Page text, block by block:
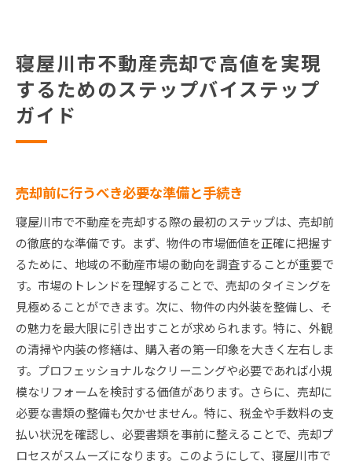
寝屋川市不動産売却で高値を実現
するためのステップバイステップ
ガイド
売却前に行うべき必要な準備と手続き
寝屋川市で不動産を売却する際の最初のステップは、売却前
の徹底的な準備です。まず、物件の市場価値を正確に把握す
るために、地域の不動産市場の動向を調査することが重要で
す。市場のトレンドを理解することで、売却のタイミングを
見極めることができます。次に、物件の内外装を整備し、そ
の魅力を最大限に引き出すことが求められます。特に、外観
の清掃や内装の修繕は、購入者の第一印象を大きく左右しま
す。プロフェッショナルなクリーニングや必要であれば小規
模なリフォームを検討する価値があります。さらに、売却に
必要な書類の整備も欠かせません。特に、税金や手数料の支
払い状況を確認し、必要書類を事前に整えることで、売却プ
ロセスがスムーズになります。このようにして、寝屋川市で